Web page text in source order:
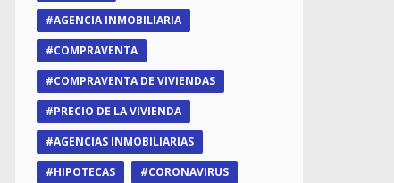
AGENCIA INMOBILIARIA
COMPRAVENTA
COMPRAVENTA DE VIVIENDAS
PRECIO DE LA VIVIENDA
AGENCIAS INMOBILIARIAS
HIPOTECAS
CORONAVIRUS